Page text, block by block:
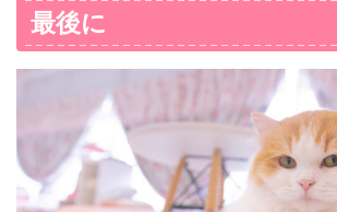
最後に